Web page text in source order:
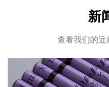
新
查看我们的近